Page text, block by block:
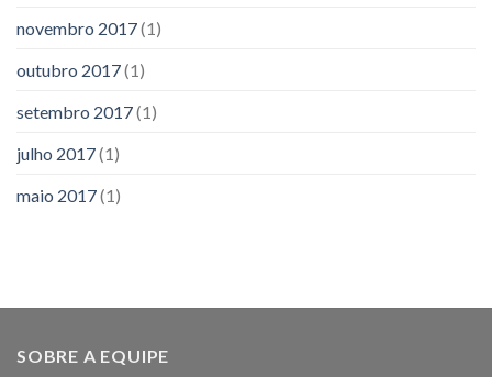
novembro 2017(1)
outubro 2017(1)
setembro 2017(1)
julho 2017(1)
maio 2017(1)
SOBRE A EQUIPE